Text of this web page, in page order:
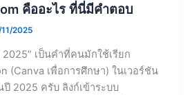
คืออะไร ที่นี่มีคำตอบ
2025
เป็นคำที่คนมักใช้เรียก
(Canva เพื่อการศึกษา) ในเวอร์ชัน
2025 ครับ ลิงก์เข้าระบบ